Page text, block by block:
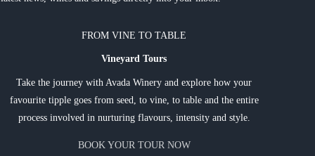
FROM VINE TO TABLE
Vineyard Tours
Take the journey with Avada Winery and explore how your
favourite tipple goes from seed, to vine, to table and the entire
process involved in nurturing flavours, intensity and style.
BOOK YOUR TOUR NOW